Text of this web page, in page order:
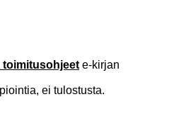
toimitusohjeet e-kirjan
ei tulostusta.